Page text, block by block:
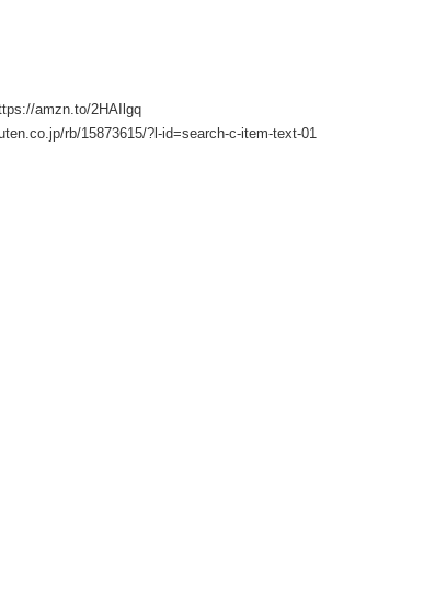
amzn.to/2HAIlgq
rb/15873615/?l-id=search-c-item-text-01